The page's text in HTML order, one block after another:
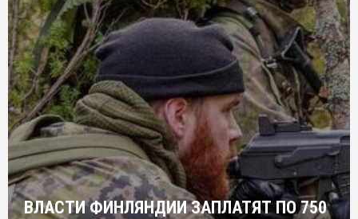
ВЛАСТИ ФИНЛЯНДИИ ЗАПЛАТЯТ ПО 750